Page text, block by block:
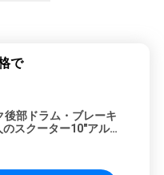
で
後部ドラム・ブレーキ
スクーター10"アルミ